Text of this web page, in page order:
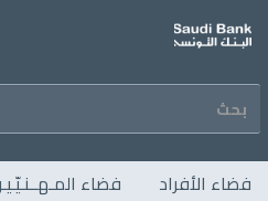
إلى
المحتوى
Navigation principale
فضاء الأفراد فضاء